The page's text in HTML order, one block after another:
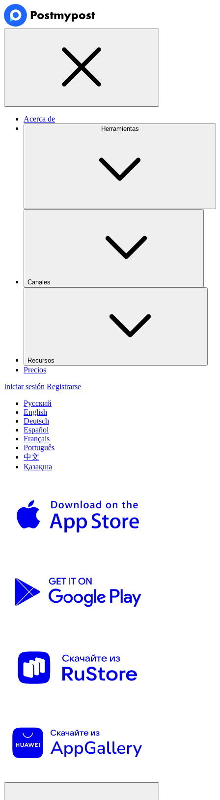
Acerca de
Herramientas
Canales
Recursos
Precios
Iniciar sesión Registrarse
Русский
English
Deutsch
Español
Français
Português
中文
Қазақша